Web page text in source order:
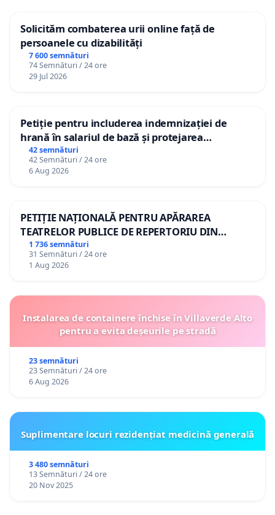
Solicităm combaterea urii online față de
persoanele cu dizabilități
7 600 semnături
74 Semnături / 24 ore
29 Jul 2026
Petiție pentru includerea indemnizației de
hrană în salariul de bază și protejarea
gradațiilor de vechime pentru asistenții
personali
42 semnături
42 Semnături / 24 ore
6 Aug 2026
PETIȚIE NAȚIONALĂ PENTRU APĂRAREA
TEATRELOR PUBLICE DE REPERTORIU DIN
ROMÂNIA
1 736 semnături
31 Semnături / 24 ore
1 Aug 2026
Instalarea de containere închise în Villaverde Alto
pentru a evita deșeurile pe stradă
23 semnături
23 Semnături / 24 ore
6 Aug 2026
Suplimentare locuri rezidențiat medicină generală
3 480 semnături
13 Semnături / 24 ore
20 Nov 2025